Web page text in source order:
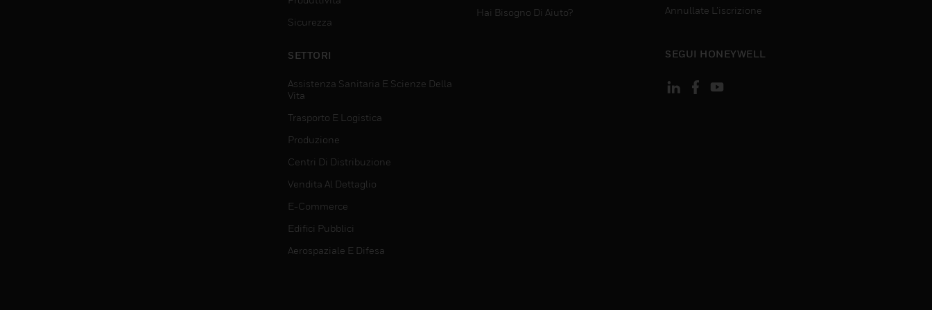
Sicurezza
SETTORI
Assistenza Sanitaria E Scienze Della
Vita
Trasporto E Logistica
Produzione
Centri Di Distribuzione
Vendita Al Dettaglio
E-Commerce
Edifici Pubblici
Aerospaziale E Difesa
Hai Bisogno Di Aiuto?
Annullate L’iscrizione
SEGUI HONEYWELL